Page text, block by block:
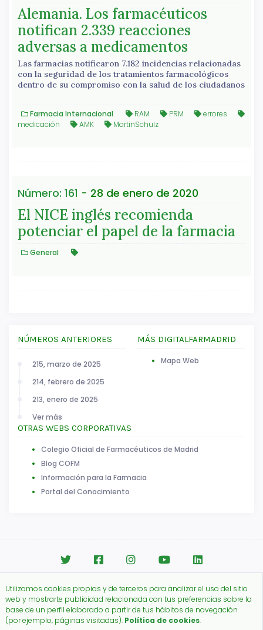
Alemania. Los farmacéuticos
notifican 2.339 reacciones
adversas a medicamentos
Las farmacias notificaron 7.182 incidencias relacionadas
con la seguridad de los tratamientos farmacológicos
dentro de su compromiso con la salud de los ciudadanos
Farmacia Internacional RAM PRM
errores
medicación
AMK MartinSchulz
Número: 161 - 28 de enero de 2020
El NICE inglés recomienda
potenciar el papel de la farmacia
General
NÚMEROS ANTERIORES
215, marzo de 2025
214, febrero de 2025
213, enero de 2025
Ver más
MÁS DIGITALFARMADRID
Mapa Web
OTRAS WEBS CORPORATIVAS
Colegio Oficial de Farmacéuticos de Madrid
Blog COFM
Información para la Farmacia
Portal del Conocimiento
Aviso legal|Política de Cookies
Copyright © 2026.
Colegio Oficial de Farmacéuticos de Madrid.
Utilizamos cookies propias y de terceros para analizar el uso del sitio
web y mostrarte publicidad relacionada con tus preferencias sobre la
base de un perfil elaborado a partir de tus hábitos de navegación
(por ejemplo, páginas visitadas). Política de cookies.